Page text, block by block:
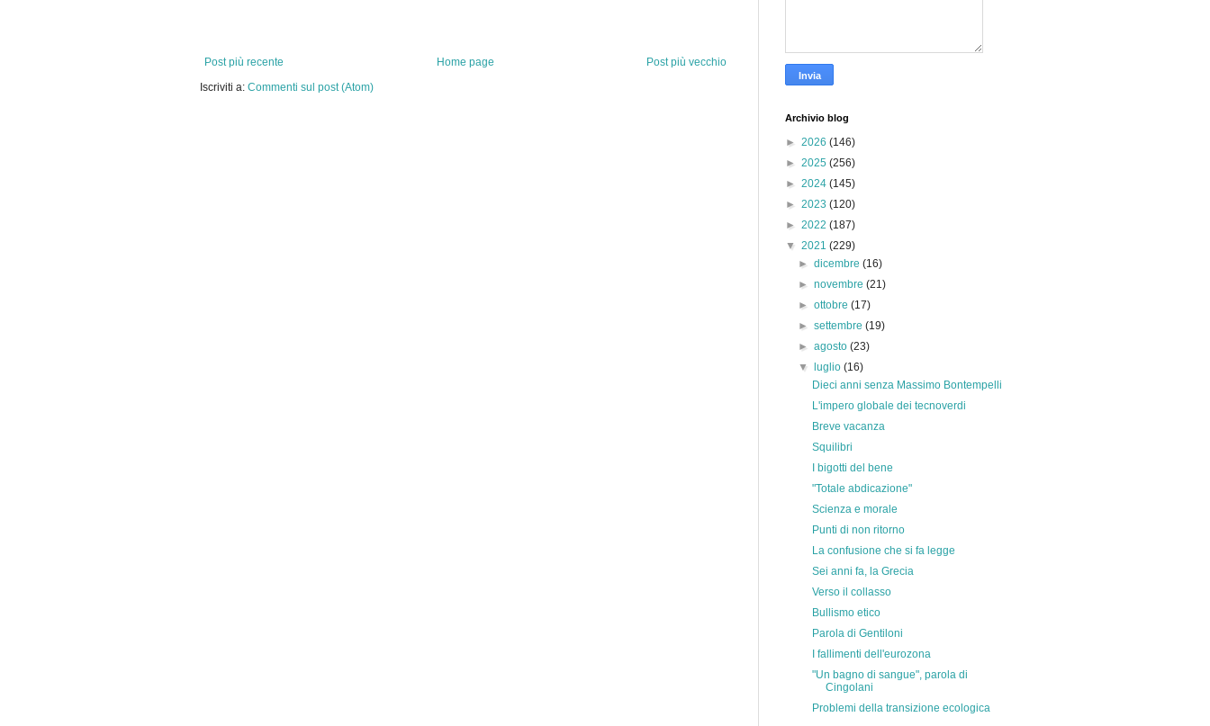
Post più recente Post più vecchio
Home page
Iscriviti a: Commenti sul post (Atom)
Archivio blog
► 2026 (146)
► 2025 (256)
► 2024 (145)
► 2023 (120)
► 2022 (187)
▼ 2021 (229)
►dicembre(16)
►novembre(21)
►ottobre(17)
►settembre(19)
►agosto(23)
▼
luglio(16)
Dieci anni senza Massimo Bontempelli
L'impero globale dei tecnoverdi
Breve vacanza
Squilibri
I bigotti del bene
"Totale abdicazione"
Scienza e morale
Punti di non ritorno
La confusione che si fa legge
Sei anni fa, la Grecia
Verso il collasso
Bullismo etico
Parola di Gentiloni
I fallimenti dell'eurozona
"Un bagno di sangue", parola di
Cingolani
Problemi della transizione ecologica